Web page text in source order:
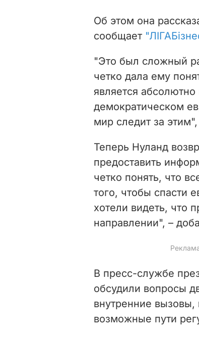
Об этом она
сообщает
"Это был сложный
четко дала ему
является
демократическом
мир следит за
Теперь Нуланд
предоставить
четко понять, что
того, чтобы спасти
хотели видеть, что
направлении", –
В пресс-службе
обсудили вопросы
внутренние вызовы,
возможные пути